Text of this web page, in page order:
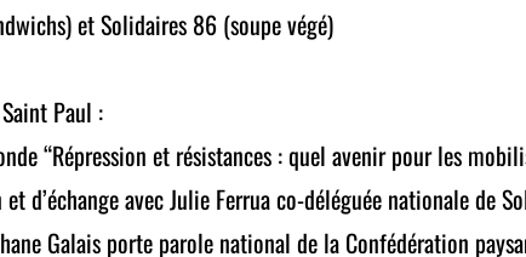
et Solidaires 86 (soupe végé)
Paul :
“Répression et résistances : quel avenir pour les
d’échange avec Julie Ferrua co-déléguée nationale de
Galais porte parole national de la Confédération